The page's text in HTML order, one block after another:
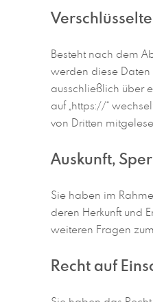
Besteht nach dem
werden diese
ausschließlich über
auf „https://“
von Dritten
Auskunft,
Sie haben im
deren Herkunft und
weiteren Fragen
Recht auf